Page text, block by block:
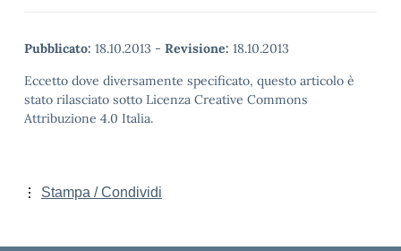
Pubblicato: 18.10.2013 - Revisione: 18.10.2013
Eccetto dove diversamente specificato, questo articolo è
stato rilasciato sotto Licenza Creative Commons
Attribuzione 4.0 Italia.
Stampa / Condividi